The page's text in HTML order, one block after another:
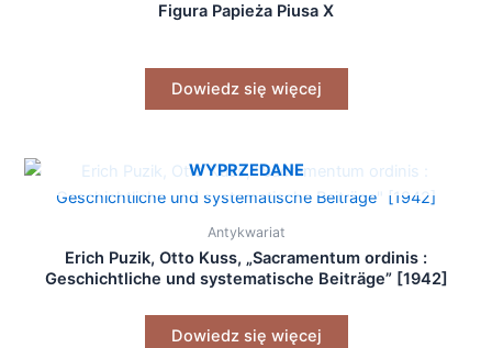
Figura Papieża Piusa X
Dowiedz się więcej
WYPRZEDANE
Antykwariat
Erich Puzik, Otto Kuss, „Sacramentum ordinis :
Geschichtliche und systematische Beiträge” [1942]
Dowiedz się więcej